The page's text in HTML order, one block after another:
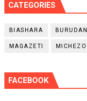
CATEGORIES
BIASHARA BURUDANI
MAGAZETI MICHEZO
FACEBOOK